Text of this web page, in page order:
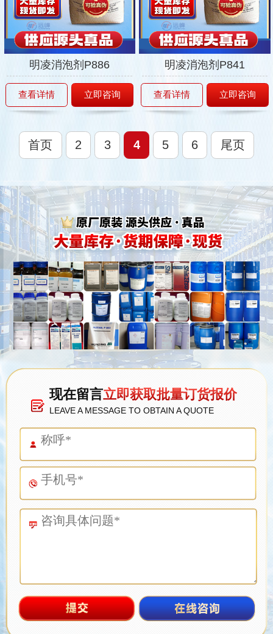
明凌消泡剂P886
查看详情 立即咨询
明凌消泡剂P841
查看详情 立即咨询
首页 2 3 4 5 6 尾页
现在留言立即获取批量订货报价
LEAVE A MESSAGE TO OBTAIN A QUOTE